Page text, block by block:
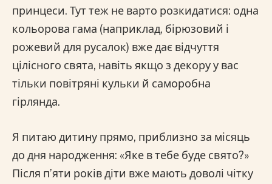
принцеси. Тут теж не варто розкидатися: одна
кольорова гама (наприклад, бірюзовий і
рожевий для русалок) вже дає відчуття
цілісного свята, навіть якщо з декору у вас
тільки повітряні кульки й саморобна
гірлянда.
Я питаю дитину прямо, приблизно за місяць
до дня народження: «Яке в тебе буде свято?»
Після п’яти років діти вже мають доволі чітку